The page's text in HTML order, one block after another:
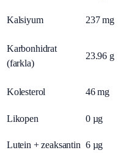
Kalsiyum 237 mg
Karbonhidrat
(farkla)
23.96 g
Kolesterol 46 mg
Likopen 0 µg
Lutein + zeaksantin 6 µg